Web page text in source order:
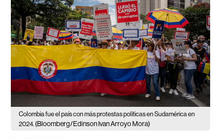
Colombia fue el país con más protestas políticas en Sudamérica en
2024. (Bloomberg/Edinson Ivan Arroyo Mora)